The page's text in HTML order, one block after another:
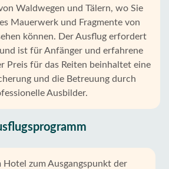
Waldwegen und Tälern, wo Sie
Mauerwerk und Fragmente von
können. Der Ausflug erfordert
ist für Anfänger und erfahrene
Preis für das Reiten beinhaltet eine
und die Betreuung durch
Ausbilder.
Hotel zum Ausgangspunkt der